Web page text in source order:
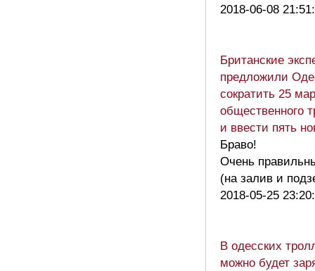
2018-06-08
Британские
предложили
сократить 25
общественного
и ввести пять
Браво!
Очень
(на залив и
2018-05-25
В одесских
можно будет